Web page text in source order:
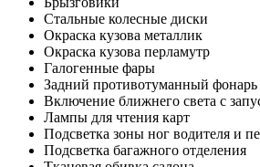
Стальные колесные диски
Окраска кузова металлик
Окраска кузова перламутр
Галогенные фары
Задний противотуманный фонарь
Включение ближнего света с
Лампы для чтения карт
Подсветка зоны ног водителя и
Подсветка багажного отделения